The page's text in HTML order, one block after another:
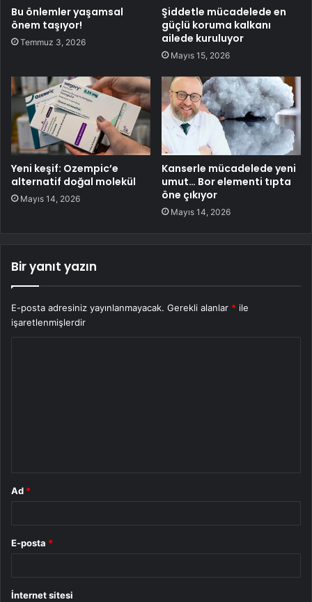
Bu önlemler yaşamsal
önem taşıyor!
Temmuz 3, 2026
Şiddetle mücadelede en
güçlü koruma kalkanı
ailede kuruluyor
Mayıs 15, 2026
Yeni keşif: Ozempic’e
alternatif doğal molekül
Mayıs 14, 2026
Kanserle mücadelede yeni
umut… Bor elementi tıpta
öne çıkıyor
Mayıs 14, 2026
Bir yanıt yazın
E-posta adresiniz yayınlanmayacak. Gerekli alanlar * ile
işaretlenmişlerdir
Ad *
E-posta *
İnternet sitesi